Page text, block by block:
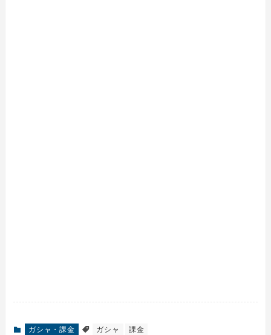
ガシャ・課金 ガシャ 課金